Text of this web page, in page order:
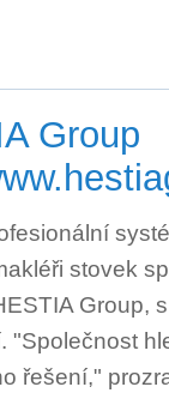
Group
stovek
Group,
"Společnost
řešení,"